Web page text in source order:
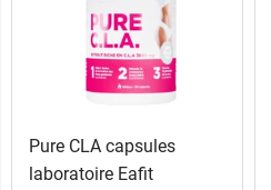
Pure CLA capsules
laboratoire Eafit